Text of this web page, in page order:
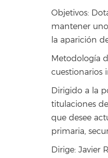
Objetivos:
mantener
la aparición
Metodología
cuestionarios
Dirigido a la
titulaciones
que desee
primaria,
Dirige: Javier